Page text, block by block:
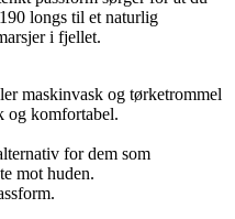
longs til et naturlig
i fjellet.
maskinvask og tørketrommel
og komfortabel.
for dem som
mot huden.